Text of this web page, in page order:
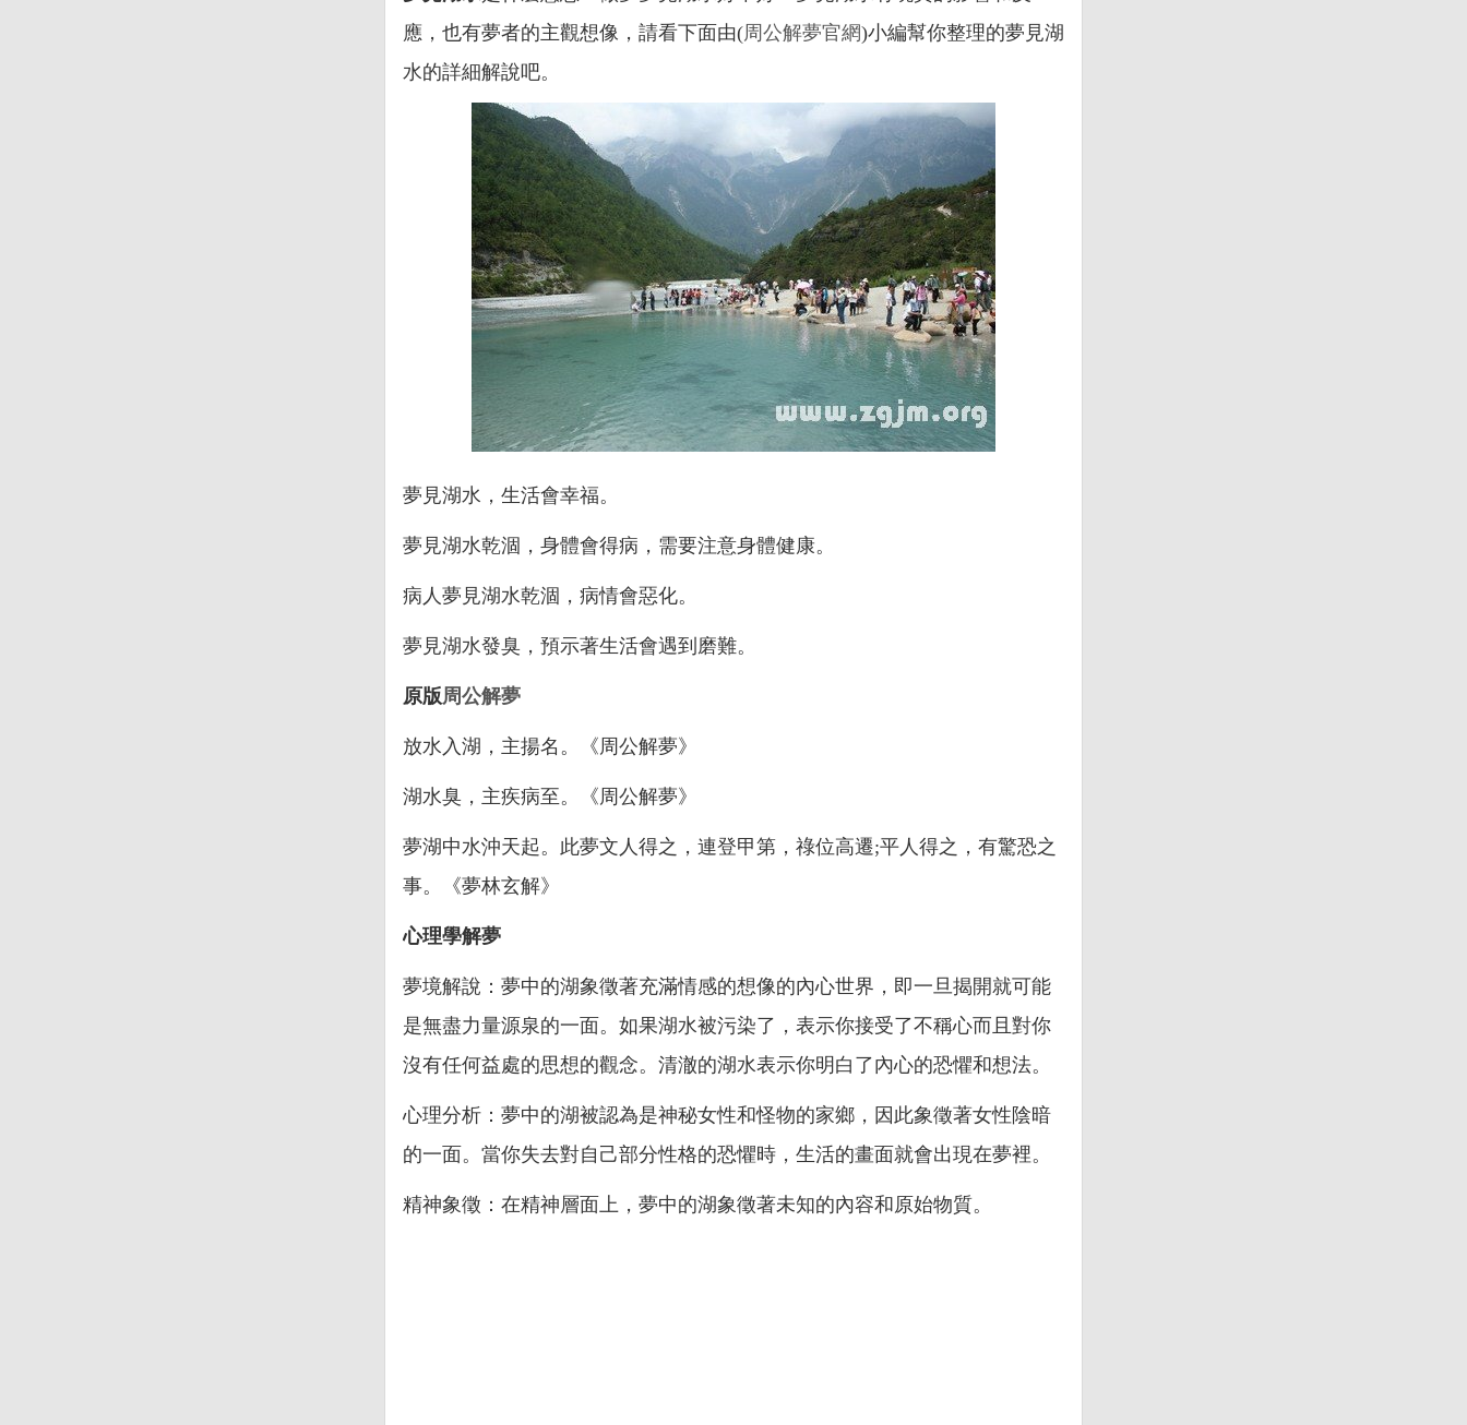
應，也有夢者的主觀想像，請看下面由(周公解夢官網)小編幫你整理的夢見湖
水的詳細解說吧。
夢見湖水，生活會幸福。
夢見湖水乾涸，身體會得病，需要注意身體健康。
病人夢見湖水乾涸，病情會惡化。
夢見湖水發臭，預示著生活會遇到磨難。
原版周公解夢
放水入湖，主揚名。《周公解夢》
湖水臭，主疾病至。《周公解夢》
夢湖中水沖天起。此夢文人得之，連登甲第，祿位高遷;平人得之，有驚恐之
事。《夢林玄解》
心理學解夢
夢境解說：夢中的湖象徵著充滿情感的想像的內心世界，即一旦揭開就可能
是無盡力量源泉的一面。如果湖水被污染了，表示你接受了不稱心而且對你
沒有任何益處的思想的觀念。清澈的湖水表示你明白了內心的恐懼和想法。
心理分析：夢中的湖被認為是神秘女性和怪物的家鄉，因此象徵著女性陰暗
的一面。當你失去對自己部分性格的恐懼時，生活的畫面就會出現在夢裡。
精神象徵：在精神層面上，夢中的湖象徵著未知的內容和原始物質。